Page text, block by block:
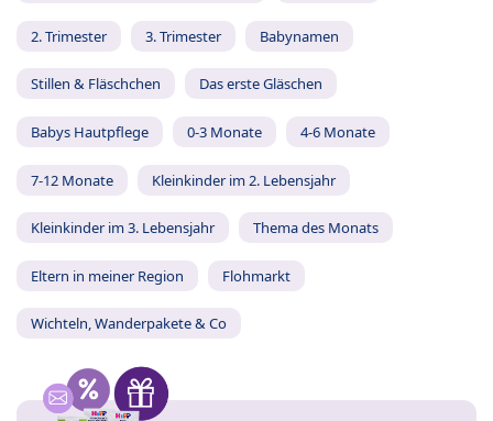
2. Trimester 3. Trimester Babynamen
Stillen & Fläschchen Das erste Gläschen
Babys Hautpflege 0-3 Monate 4-6 Monate
7-12 Monate Kleinkinder im 2. Lebensjahr
Kleinkinder im 3. Lebensjahr Thema des Monats
Eltern in meiner Region Flohmarkt
Wichteln, Wanderpakete & Co